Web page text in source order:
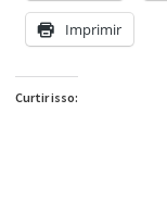
Imprimir
Curtir isso: